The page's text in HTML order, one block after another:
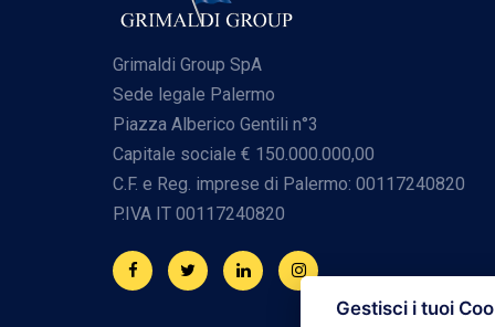
Gestisci i tuoi
Grimaldi Group SpA
Sede legale Palermo
Piazza Alberico Gentili n°3
Capitale sociale € 150.000.000,00
C.F. e Reg. imprese di Palermo: 00117240820
P.IVA IT 00117240820